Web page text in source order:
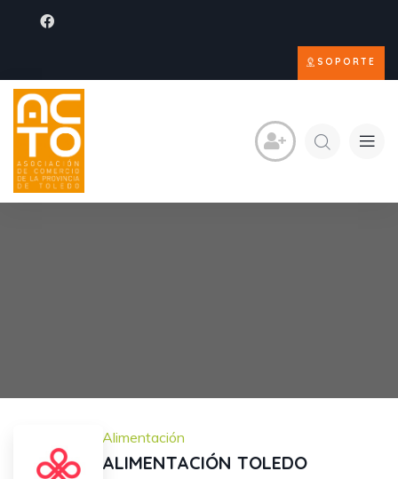
SOPORTE
Alimentación
ALIMENTACIÓN TOLEDO